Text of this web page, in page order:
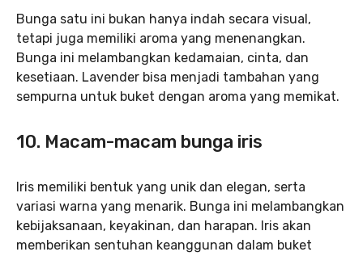
Bunga satu ini bukan hanya indah secara visual,
tetapi juga memiliki aroma yang menenangkan.
Bunga ini melambangkan kedamaian, cinta, dan
kesetiaan. Lavender bisa menjadi tambahan yang
sempurna untuk buket dengan aroma yang memikat.
10. Macam-macam bunga iris
Iris memiliki bentuk yang unik dan elegan, serta
variasi warna yang menarik. Bunga ini melambangkan
kebijaksanaan, keyakinan, dan harapan. Iris akan
memberikan sentuhan keanggunan dalam buket